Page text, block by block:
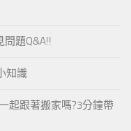
問題Q&A!!
知識
起跟著搬家嗎?3分鐘帶